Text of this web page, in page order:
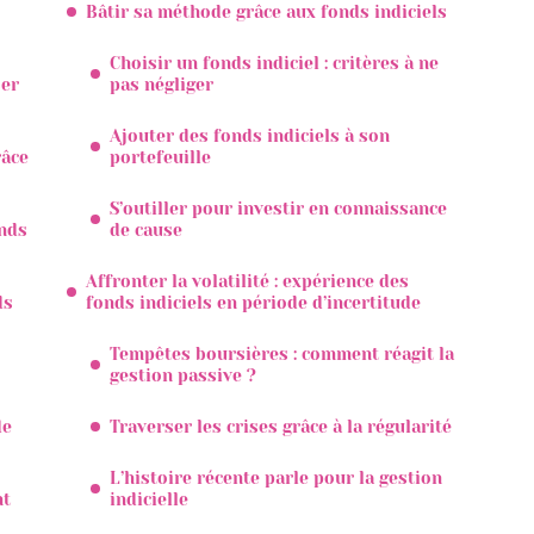
Bâtir sa méthode grâce aux fonds indiciels
Choisir un fonds indiciel : critères à ne
pas négliger
Ajouter des fonds indiciels à son
portefeuille
S’outiller pour investir en connaissance
de cause
Affronter la volatilité : expérience des
fonds indiciels en période d’incertitude
Tempêtes boursières : comment réagit la
gestion passive ?
Traverser les crises grâce à la régularité
L’histoire récente parle pour la gestion
indicielle